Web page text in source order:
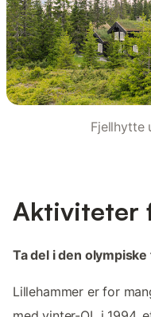
Fjellhytte
Aktiviteter
Ta del i den
Lillehammer er for